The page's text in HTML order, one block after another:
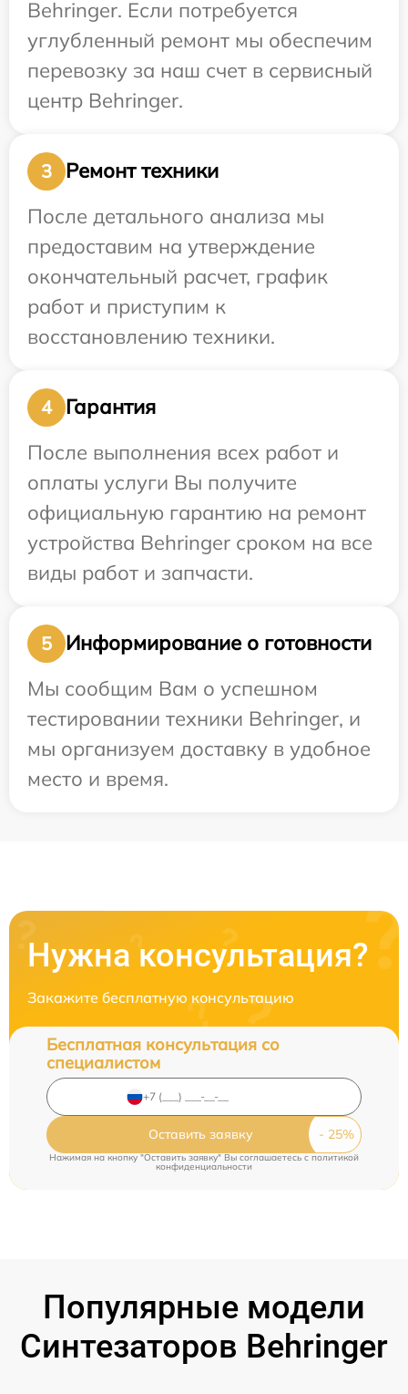
Behringer. Если потребуется
углубленный ремонт мы обеспечим
перевозку за наш счет в сервисный
центр Behringer.
3
Ремонт техники
После детального анализа мы
предоставим на утверждение
окончательный расчет, график
работ и приступим к
восстановлению техники.
4
Гарантия
После выполнения всех работ и
оплаты услуги Вы получите
официальную гарантию на ремонт
устройства Behringer сроком на все
виды работ и запчасти.
5
Информирование о готовности
Мы сообщим Вам о успешном
тестировании техники Behringer, и
мы организуем доставку в удобное
место и время.
Нужна консультация?
Закажите бесплатную консультацию
Бесплатная консультация со
специалистом
Оставить заявку
Нажимая на кнопку "Оставить заявку" Вы соглашаетесь cполитикой
конфиденциальности
Популярные модели
Синтезаторов Behringer